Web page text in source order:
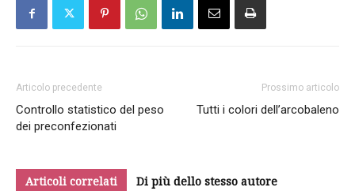
Articolo precedente
Controllo statistico del peso
dei preconfezionati
Prossimo articolo
Tutti i colori dell’arcobaleno
Articoli correlati Di più dello stesso autore